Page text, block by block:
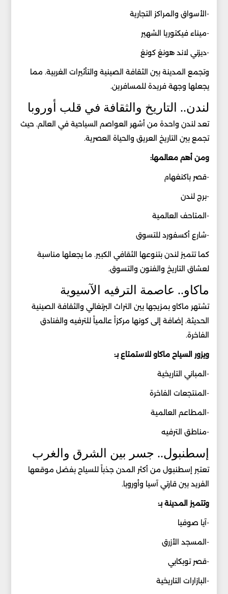
-الأسواق والمراكز التجارية
-ميناء فيكتوريا الشهير
-ديزني لاند هونغ كونغ
وتجمع المدينة بين الثقافة الصينية والتأثيرات الغربية. مما
يجعلها وجهة فريدة للمسافرين.
لندن.. التاريخ والثقافة في قلب أوروبا
تعد لندن واحدة من أشهر العواصم السياحية في العالم. حيث
تجمع بين التاريخ العريق والحياة العصرية.
ومن أهم معالمها:
-قصر باكنغهام
-برج لندن
-المتاحف العالمية
-شارع أكسفورد للتسوق
كما تتميز لندن بتنوعها الثقافي الكبير. ما يجعلها مناسبة
لعشاق التاريخ والفنون والتسوق.
ماكاو.. عاصمة الترفيه الآسيوية
تشتهر ماكاو بمزيجها بين التراث البرتغالي والثقافة الصينية
الحديثة. إضافة إلى كونها مركزاً عالمياً للترفيه والفنادق
الفاخرة.
ويزور السياح ماكاو للاستمتاع بـ:
-المباني التاريخية
-المنتجعات الفاخرة
-المطاعم العالمية
-مناطق الترفيه
إسطنبول.. جسر بين الشرق والغرب
تعتبر إسطنبول من أكثر المدن جذباً للسياح بفضل موقعها
الفريد بين قارتي آسيا وأوروبا.
وتتميز المدينة بـ:
-آيا صوفيا
-المسجد الأزرق
-قصر توبكابي
-البازارات التاريخية